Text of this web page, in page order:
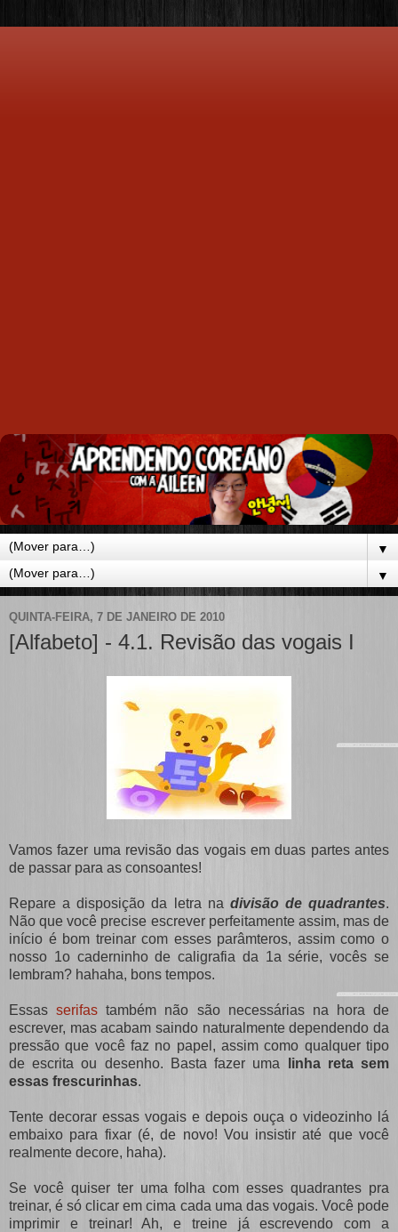
▼
▼
QUINTA-FEIRA, 7 DE JANEIRO DE 2010
[Alfabeto] - 4.1. Revisão das vogais I
Vamos fazer uma revisão das vogais em duas partes antes
de passar para as consoantes!
Repare a disposição da letra na divisão de quadrantes.
Não que você precise escrever perfeitamente assim, mas de
início é bom treinar com esses parâmteros, assim como o
nosso 1o caderninho de caligrafia da 1a série, vocês se
lembram? hahaha, bons tempos.
Essasserifas também não são necessárias na hora de
escrever, mas acabam saindo naturalmente dependendo da
pressão que você faz no papel, assim como qualquer tipo
de escrita ou desenho. Basta fazer uma
linha reta sem
essas frescurinhas.
Tente decorar essas vogais e depois ouça o videozinho lá
embaixo para fixar (é, de novo! Vou insistir até que você
realmente decore, haha).
Se você quiser ter uma folha com esses quadrantes pra
treinar, é só clicar em cima cada uma das vogais. Você pode
imprimir e treinar! Ah, e treine já escrevendo com a